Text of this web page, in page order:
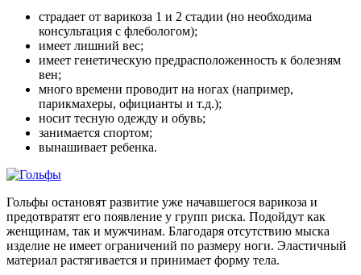
страдает от варикоза 1 и 2 стадии (но необходима
консультация с флебологом);
имеет лишний вес;
имеет генетическую предрасположенность к болезням
вен;
много времени проводит на ногах (например,
парикмахеры, официанты и т.д.);
носит тесную одежду и обувь;
занимается спортом;
вынашивает ребенка.
Гольфы остановят развитие уже начавшегося варикоза и
предотвратят его появление у групп риска. Подойдут как
женщинам, так и мужчинам. Благодаря отсутствию мыска
изделие не имеет ограничений по размеру ноги. Эластичный
материал растягивается и принимает форму тела.